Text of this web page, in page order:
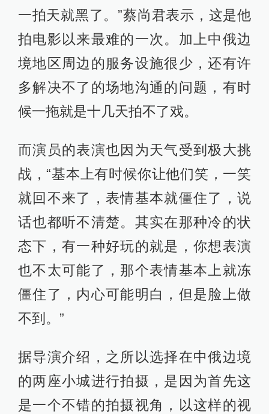
一拍天就黑了。”蔡尚君表示，这是他
拍电影以来最难的一次。加上中俄边
境地区周边的服务设施很少，还有许
多解决不了的场地沟通的问题，有时
候一拖就是十几天拍不了戏。
而演员的表演也因为天气受到极大挑
战，“基本上有时候你让他们笑，一笑
就回不来了，表情基本就僵住了，说
话也都听不清楚。其实在那种冷的状
态下，有一种好玩的就是，你想表演
也不太可能了，那个表情基本上就冻
僵住了，内心可能明白，但是脸上做
不到。”
据导演介绍，之所以选择在中俄边境
的两座小城进行拍摄，是因为首先这
是一个不错的拍摄视角，以这样的视